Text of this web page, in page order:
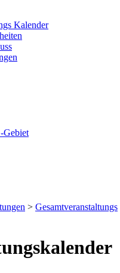
Kalender
Gebiet
> Gesamtveranstaltungs